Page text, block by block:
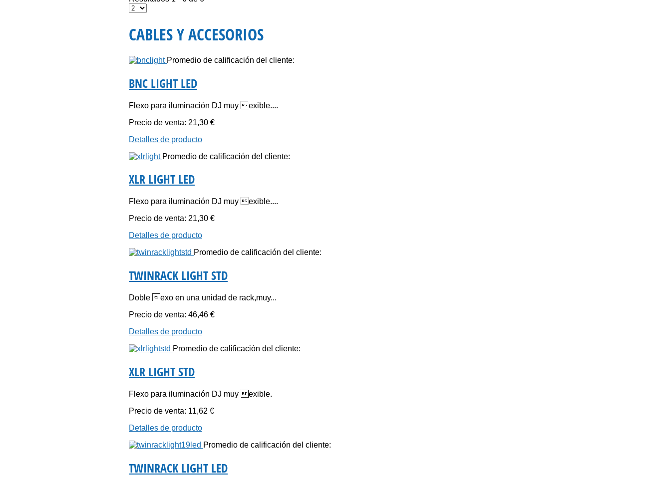
CABLES Y ACCESORIOS
Promedio de calificación del cliente:
BNC LIGHT LED
Flexo para iluminación DJ muy exible....
Precio de venta: 21,30 €
Detalles de producto
Promedio de calificación del cliente:
XLR LIGHT LED
Flexo para iluminación DJ muy exible....
Precio de venta: 21,30 €
Detalles de producto
Promedio de calificación del cliente:
TWINRACK LIGHT STD
Doble exo en una unidad de rack,muy...
Precio de venta: 46,46 €
Detalles de producto
Promedio de calificación del cliente:
XLR LIGHT STD
Flexo para iluminación DJ muy exible.
Precio de venta: 11,62 €
Detalles de producto
Promedio de calificación del cliente:
TWINRACK LIGHT LED